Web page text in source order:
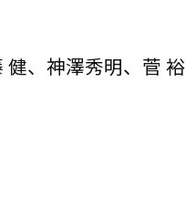
、神澤秀明、菅 裕